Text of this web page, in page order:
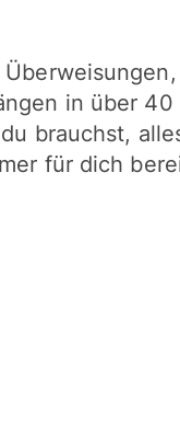
in über 40
brauchst,
für dich